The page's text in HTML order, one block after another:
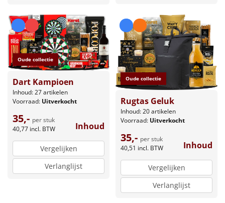
Oude collectie
Dart Kampioen
Inhoud: 27 artikelen
Voorraad: Uitverkocht
35,- per stuk
40,77 incl. BTW Inhoud
Vergelijken
Verlanglijst
Oude collectie
Rugtas Geluk
Inhoud: 20 artikelen
Voorraad: Uitverkocht
35,- per stuk
40,51 incl. BTW Inhoud
Vergelijken
Verlanglijst